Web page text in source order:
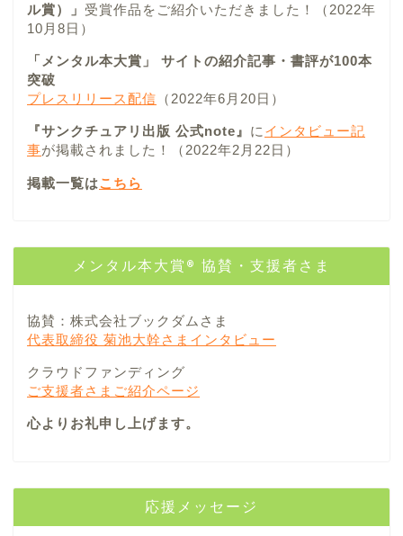
ル賞）」 受賞作品をご紹介いただきました！（2022年
10月8日）
「メンタル本大賞」 サイトの紹介記事・書評が100本
突破
プレスリリース配信 （2022年6月20日）
『サンクチュアリ出版 公式note』 にインタビュー記
事が掲載されました！（2022年2月22日）
掲載一覧はこちら
メンタル本大賞® 協賛・支援者さま
協賛：株式会社ブックダムさま
代表取締役 菊池大幹さまインタビュー
クラウドファンディング
ご支援者さまご紹介ページ
心よりお礼申し上げます。
応援メッセージ